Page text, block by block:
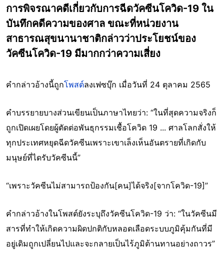
การพิจรณาคดีเกี่ยวกับการฉีดวัคซีนโควิด-19 ใน
บันทึกคดีความของศาล ขณะที่หน่วยงาน
สาธารณสุขนานาชาติกล่าวว่าประโยชน์ของ
วัคซีนโควิด-19 มีมากกว่าความเสี่ยง
คำกล่าวอ้างนี้ถูกโพสต์ลงเฟซบุ๊ก เมื่อวันที่ 24 ตุลาคม 2565
คำบรรยายบางส่วนเขียนเป็นภาษาไทยว่า: “ในที่สุดความจริงก็
ถูกเปิดเผยโดยผู้ตัดต่อพันธุกรรมเชื้อโควิด 19 ... ศาลโลกสั่งให้
ทุกประเทศหยุดฉีดวัคซีนเพราะเขาเล็งเห็นอันตรายที่เกิดกับ
มนุษย์ที่ไดรับวัคซีนนี้”
“เพราะวัคซีนไม่สามารถป้องกัน[คน]ได้จริง[จากโควิด-19]”
คำกล่าวอ้างในโพสต์ยังระบุถึงวัคซีนโควิด-19 ว่า: “ในวัคซีนมี
สารที่ทำให้เกิดความผิดปกติกับหลอดเลือดระบบภูมิคุ้มกันที่มี
อยู่เดิมถูกเปลี่ยนไปและจะกลายเป็นไร้ภูมิต้านทานอย่างถาวร”